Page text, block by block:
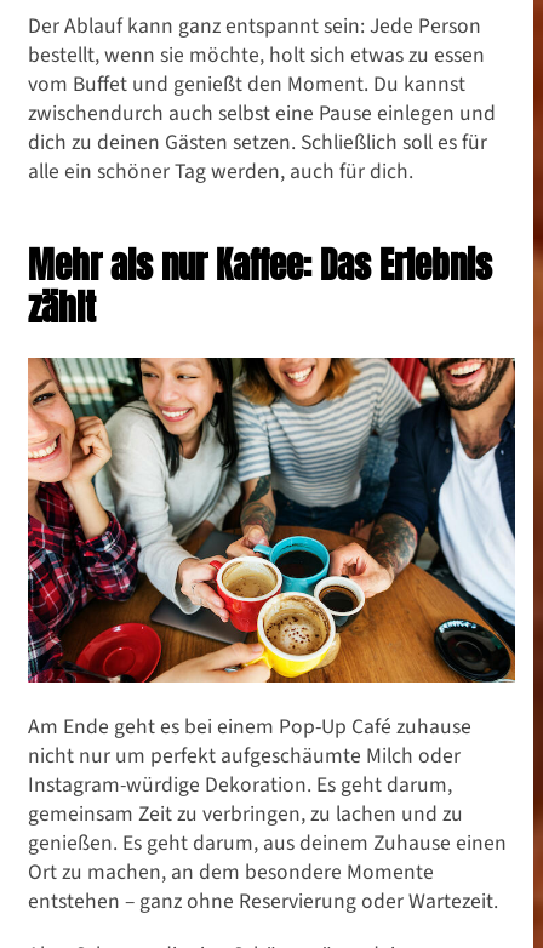
Der Ablauf kann ganz entspannt sein: Jede Person
bestellt, wenn sie möchte, holt sich etwas zu essen
vom Buffet und genießt den Moment. Du kannst
zwischendurch auch selbst eine Pause einlegen und
dich zu deinen Gästen setzen. Schließlich soll es für
alle ein schöner Tag werden, auch für dich.
Mehr als nur Kaffee: Das Erlebnis
zählt
Am Ende geht es bei einem Pop-Up Café zuhause
nicht nur um perfekt aufgeschäumte Milch oder
Instagram-würdige Dekoration. Es geht darum,
gemeinsam Zeit zu verbringen, zu lachen und zu
genießen. Es geht darum, aus deinem Zuhause einen
Ort zu machen, an dem besondere Momente
entstehen – ganz ohne Reservierung oder Wartezeit.